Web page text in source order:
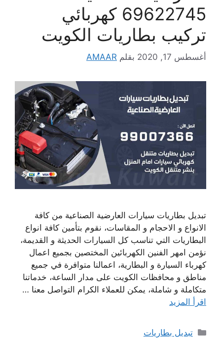
69622745 كهربائي
تركيب بطاريات الكويت
أغسطس 17, 2020 بقلم AMAAR
تبديل بطاريات سيارات العارضية الصناعية من كافة
الانواع و الاحجام و المقاسات، نقوم بتأمين كافة انواع
البطاريات التي تناسب كل السيارات الحديثة و القديمة،
نؤمن امهر الفنين الكهربائين المختصين بجميع اعمال
كهرباء السيارة و البطارية، اعمالنا متوافرة في جميع
مناطق و محافظات الكويت على مدار الساعة، خدماتنا
متكاملة و شاملة، يمكن للعملاء الكرام التواصل معنا …
اقرأ المزيد
التصنيفات
تبديل بطاريات